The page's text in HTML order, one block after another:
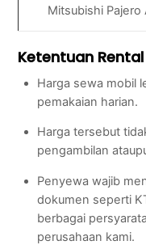
Mitsubishi Pajero
Ketentuan
Harga sewa mobil
pemakaian harian.
Harga tersebut
pengambilan
Penyewa wajib
dokumen seperti
berbagai
perusahaan kami.